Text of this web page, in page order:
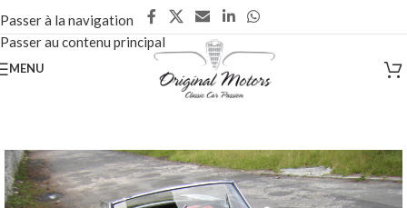
Passer à la navigation
Passer au contenu principal
MENU